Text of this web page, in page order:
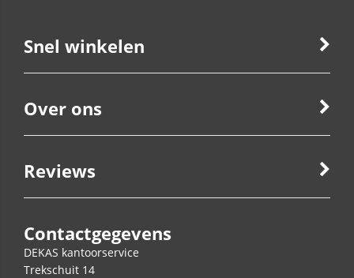
Snel winkelen
Over ons
Reviews
Contactgegevens
DEKAS kantoorservice
Trekschuit 14